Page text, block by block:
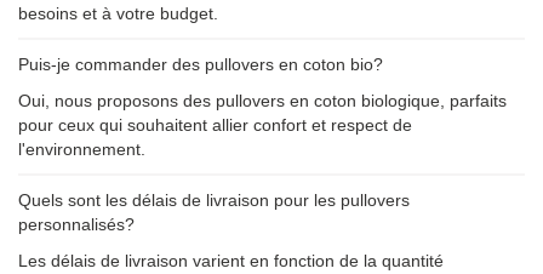
besoins et à votre budget.
Puis-je commander des pullovers en coton bio?
Oui, nous proposons des pullovers en coton biologique, parfaits
pour ceux qui souhaitent allier confort et respect de
l'environnement.
Quels sont les délais de livraison pour les pullovers
personnalisés?
Les délais de livraison varient en fonction de la quantité